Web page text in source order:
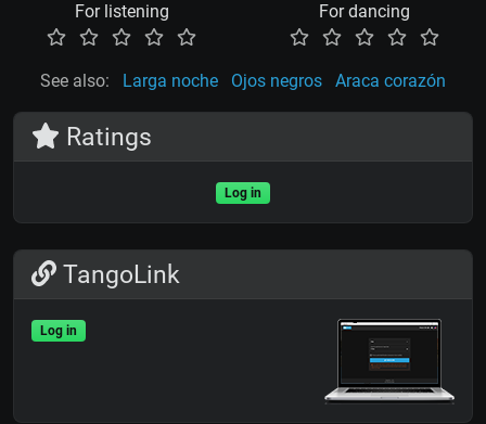
For listening For dancing
See also: Larga noche Ojos negros Araca corazón
Ratings
Log in
TangoLink
Log in